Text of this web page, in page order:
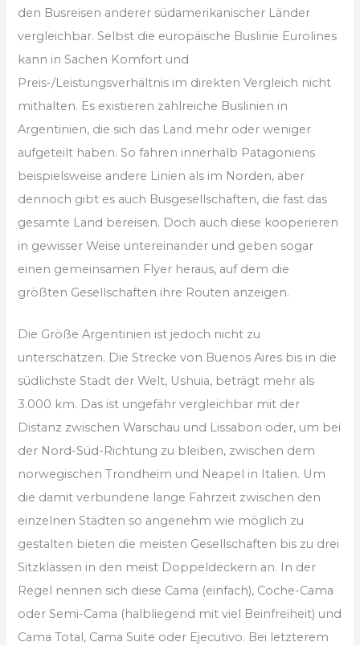
den Busreisen anderer südamerikanischer Länder
vergleichbar. Selbst die europäische Buslinie Eurolines
kann in Sachen Komfort und
Preis-/Leistungsverhältnis im direkten Vergleich nicht
mithalten. Es existieren zahlreiche Buslinien in
Argentinien, die sich das Land mehr oder weniger
aufgeteilt haben. So fahren innerhalb Patagoniens
beispielsweise andere Linien als im Norden, aber
dennoch gibt es auch Busgesellschaften, die fast das
gesamte Land bereisen. Doch auch diese kooperieren
in gewisser Weise untereinander und geben sogar
einen gemeinsamen Flyer heraus, auf dem die
größten Gesellschaften ihre Routen anzeigen.
Die Größe Argentinien ist jedoch nicht zu
unterschätzen. Die Strecke von Buenos Aires bis in die
südlichste Stadt der Welt, Ushuia, beträgt mehr als
3.000 km. Das ist ungefähr vergleichbar mit der
Distanz zwischen Warschau und Lissabon oder, um bei
der Nord-Süd-Richtung zu bleiben, zwischen dem
norwegischen Trondheim und Neapel in Italien. Um
die damit verbundene lange Fahrzeit zwischen den
einzelnen Städten so angenehm wie möglich zu
gestalten bieten die meisten Gesellschaften bis zu drei
Sitzklassen in den meist Doppeldeckern an. In der
Regel nennen sich diese Cama (einfach), Coche-Cama
oder Semi-Cama (halbliegend mit viel Beinfreiheit) und
Cama Total, Cama Suite oder Ejecutivo. Bei letzterem